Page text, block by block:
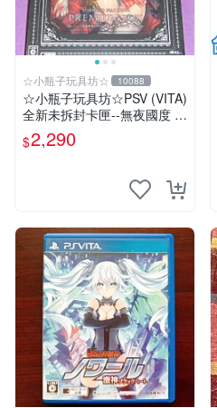
☆小瓶子玩具坊☆ 10088
☆小瓶子玩具坊☆PSV (VITA)
全新未拆封卡匣--無夜國度 珍
藏盒版 / 限定版 (日版)
$2,290